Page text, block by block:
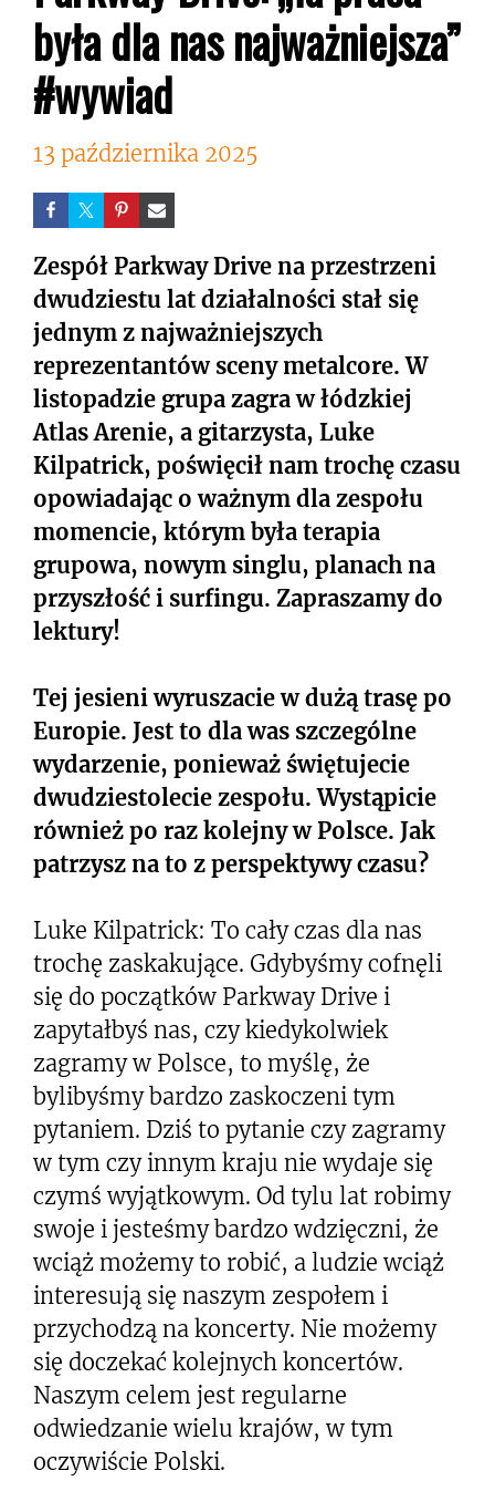
była dla nas najważniejsza”
#wywiad
13 października 2025
Zespół Parkway Drive na przestrzeni
dwudziestu lat działalności stał się
jednym z najważniejszych
reprezentantów sceny metalcore. W
listopadzie grupa zagra w łódzkiej
Atlas Arenie, a gitarzysta, Luke
Kilpatrick, poświęcił nam trochę czasu
opowiadając o ważnym dla zespołu
momencie, którym była terapia
grupowa, nowym singlu, planach na
przyszłość i surfingu. Zapraszamy do
lektury!
Tej jesieni wyruszacie w dużą trasę po
Europie. Jest to dla was szczególne
wydarzenie, ponieważ świętujecie
dwudziestolecie zespołu. Wystąpicie
również po raz kolejny w Polsce. Jak
patrzysz na to z perspektywy czasu?
Luke Kilpatrick: To cały czas dla nas
trochę zaskakujące. Gdybyśmy cofnęli
się do początków Parkway Drive i
zapytałbyś nas, czy kiedykolwiek
zagramy w Polsce, to myślę, że
bylibyśmy bardzo zaskoczeni tym
pytaniem. Dziś to pytanie czy zagramy
w tym czy innym kraju nie wydaje się
czymś wyjątkowym. Od tylu lat robimy
swoje i jesteśmy bardzo wdzięczni, że
wciąż możemy to robić, a ludzie wciąż
interesują się naszym zespołem i
przychodzą na koncerty. Nie możemy
się doczekać kolejnych koncertów.
Naszym celem jest regularne
odwiedzanie wielu krajów, w tym
oczywiście Polski.